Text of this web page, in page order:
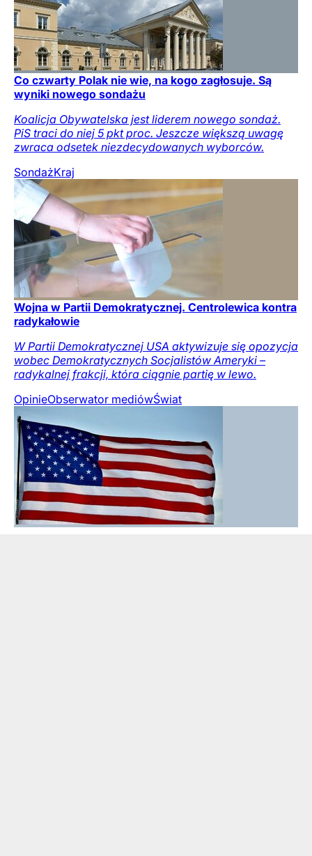
Co czwarty Polak nie wie, na kogo zagłosuje. Są
wyniki nowego sondażu
Koalicja Obywatelska jest liderem nowego sondaż.
PiS traci do niej 5 pkt proc. Jeszcze większą uwagę
zwraca odsetek niezdecydowanych wyborców.
SondażKraj
Wojna w Partii Demokratycznej. Centrolewica kontra
radykałowie
W Partii Demokratycznej USA aktywizuje się opozycja
wobec Demokratycznych Socjalistów Ameryki –
radykalnej frakcji, która ciągnie partię w lewo.
OpinieObserwator mediówŚwiat